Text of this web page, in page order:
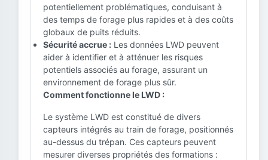
potentiellement problématiques, conduisant à
des temps de forage plus rapides et à des coûts
globaux de puits réduits.
Sécurité accrue : Les données LWD peuvent
aider à identifier et à atténuer les risques
potentiels associés au forage, assurant un
environnement de forage plus sûr.
Comment fonctionne le LWD :
Le système LWD est constitué de divers
capteurs intégrés au train de forage, positionnés
au-dessus du trépan. Ces capteurs peuvent
mesurer diverses propriétés des formations :